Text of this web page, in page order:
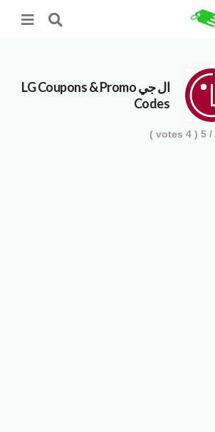
ال جي LGCoupons & Promo
Codes
/ 5 (
4